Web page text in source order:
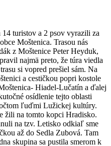
turistov a 2 psov vyrazili za
Moštenica. Trasou nás
z Moštenice Peter Heyduk,
najmä preto, že túra viedla
si vopred prešiel sám. Na
a cestičkou popri kostole
Hiadel-Lučatín a ďalej
osídlenie tejto oblasti
ľuďmi Lužickej kultúry.
žili na tomto kopci Hradisko.
na tzv. Letisko odkiaľ sme
až do Sedla Zubová. Tam
skupina sa pustila smerom k